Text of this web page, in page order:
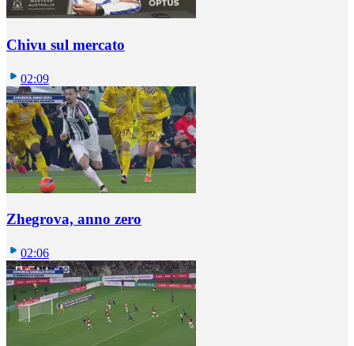
Chivu sul mercato
02:09
Zhegrova, anno zero
02:06